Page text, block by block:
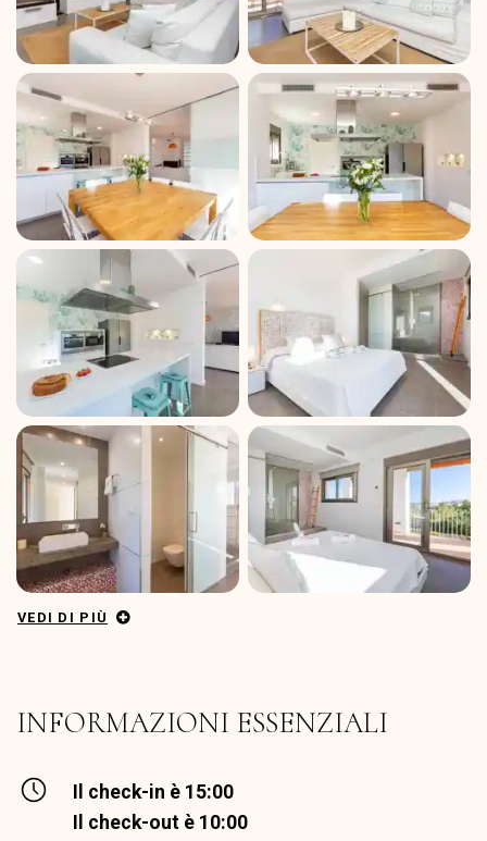
VEDI DI PIÙ
INFORMAZIONI ESSENZIALI
Il check-in è 15:00
Il check-out è 10:00